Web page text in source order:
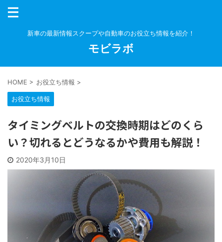
新車の最新情報スクープや自動車のお役立ち情報を紹介！
モビラボ
HOME > お役立ち情報 >
お役立ち情報
タイミングベルトの交換時期はどのくら
い？切れるとどうなるかや費用も解説！
2020年3月10日